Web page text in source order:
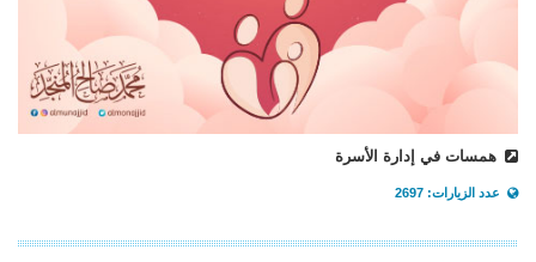
همسات في إدارة الأسرة
عدد الزيارات: 2697